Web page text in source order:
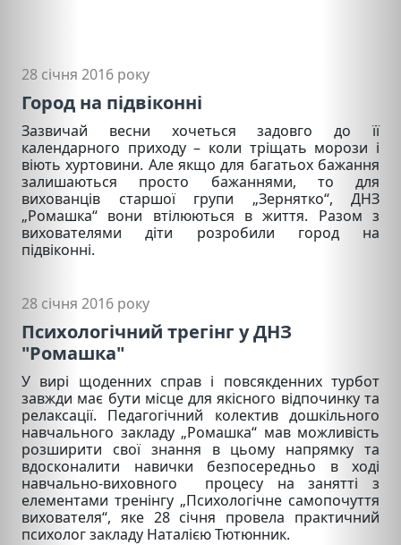
28 січня 2016 року
Город на підвіконні
Зазвичай весни хочеться задовго до її
календарного приходу – коли тріщать морози і
віють хуртовини. Але якщо для багатьох бажання
залишаються просто бажаннями, то для
вихованців старшої групи „Зернятко“, ДНЗ
„Ромашка“ вони втілюються в життя. Разом з
вихователями діти розробили город на
підвіконні.
28 січня 2016 року
Психологічний трегінг у ДНЗ
"Ромашка"
У вирі щоденних справ і повсякденних турбот
завжди має бути місце для якісного відпочинку та
релаксації. Педагогічний колектив дошкільного
навчального закладу „Ромашка“ мав можливість
розширити свої знання в цьому напрямку та
вдосконалити навички безпосередньо в ході
навчально-виховного процесу на занятті з
елементами тренінгу „Психологічне самопочуття
вихователя“, яке 28 січня провела практичний
психолог закладу Наталією Тютюнник.